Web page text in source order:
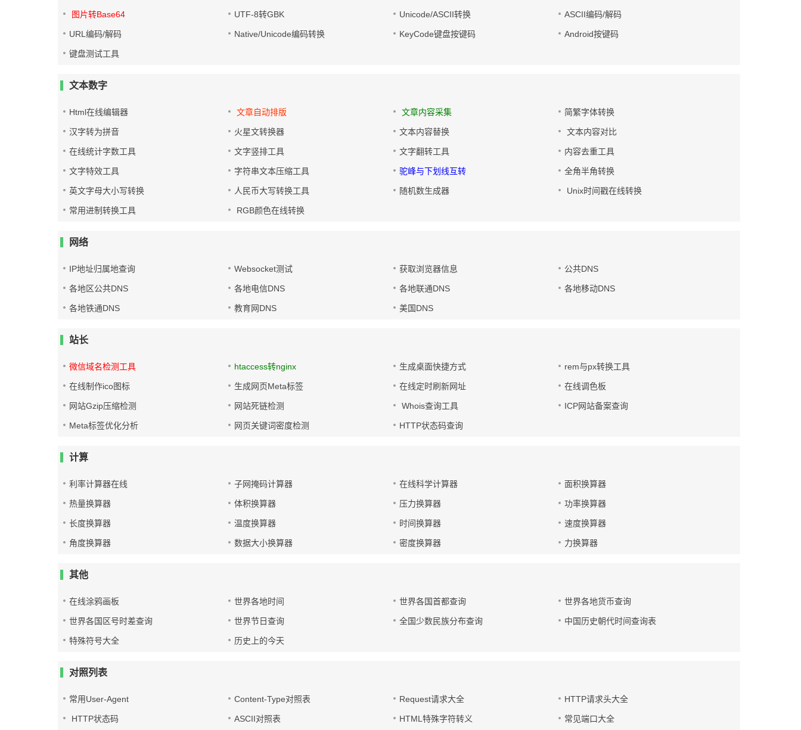
图片转Base64 UTF-8转GBK Unicode/ASCII转换 ASCII编码/解码
URL编码/解码 Native/Unicode编码转换 KeyCode键盘按键码 Android按键码
键盘测试工具
文本数字
Html在线编辑器 文章自动排版 文章内容采集 简繁字体转换
汉字转为拼音 火星文转换器 文本内容替换 文本内容对比
在线统计字数工具 文字竖排工具 文字翻转工具 内容去重工具
文字特效工具 字符串文本压缩工具 驼峰与下划线互转 全角半角转换
英文字母大小写转换 人民币大写转换工具 随机数生成器 Unix时间戳在线转换
常用进制转换工具 RGB颜色在线转换
网络
IP地址归属地查询 Websocket测试 获取浏览器信息 公共DNS
各地区公共DNS 各地电信DNS 各地联通DNS 各地移动DNS
各地铁通DNS 教育网DNS 美国DNS
站长
微信域名检测工具 htaccess转nginx 生成桌面快捷方式 rem与px转换工具
在线制作ico图标 生成网页Meta标签 在线定时刷新网址 在线调色板
网站Gzip压缩检测 网站死链检测 Whois查询工具 ICP网站备案查询
Meta标签优化分析 网页关键词密度检测 HTTP状态码查询
计算
利率计算器在线 子网掩码计算器 在线科学计算器 面积换算器
热量换算器 体积换算器 压力换算器 功率换算器
长度换算器 温度换算器 时间换算器 速度换算器
角度换算器 数据大小换算器 密度换算器 力换算器
其他
在线涂鸦画板 世界各地时间 世界各国首都查询 世界各地货币查询
世界各国区号时差查询 世界节日查询 全国少数民族分布查询 中国历史朝代时间查询表
特殊符号大全 历史上的今天
对照列表
常用User-Agent Content-Type对照表 Request请求大全 HTTP请求头大全
HTTP状态码 ASCII对照表 HTML特殊字符转义 常见端口大全